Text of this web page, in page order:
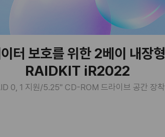
터 보호를 위한 2베이 내장형
RAIDKIT iR2022
0, 1 지원/5.25" CD-ROM 드라이브 공간 장착